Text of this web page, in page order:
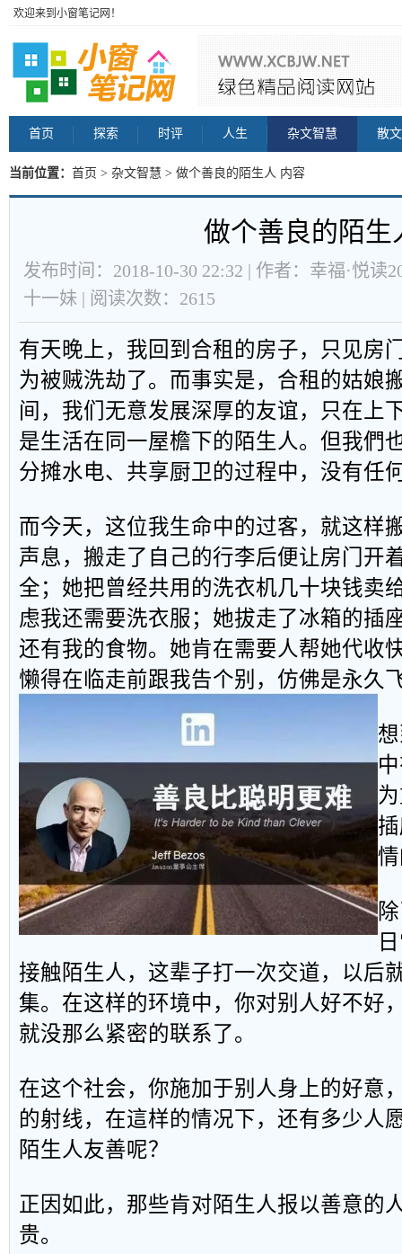
欢迎来到小窗笔记网！
首页 探索 时评 人生 杂文智慧 散
当前位置： 首页 > 杂文智慧 > 做个善良的陌生人 内容
做个善良的陌生
发布时间：2018-10-30 22:32 | 作者：幸福·悦读
十一妹 | 阅读次数：2615
有天晚上，我回到合租的房子，只见房
为被贼洗劫了。而事实是，合租的姑娘
间，我们无意发展深厚的友谊，只在上
是生活在同一屋檐下的陌生人。但我們
分摊水电、共享厨卫的过程中，没有任
而今天，这位我生命中的过客，就这样
声息，搬走了自己的行李后便让房门开
全；她把曾经共用的洗衣机几十块钱卖
虑我还需要洗衣服；她拔走了冰箱的插
还有我的食物。她肯在需要人帮她代收
懒得在临走前跟我告个别，仿佛是永久
接触陌生人，这辈子打一次交道，以后
集。在这样的环境中，你对别人好不好
就没那么紧密的联系了。
在这个社会，你施加于别人身上的好意
的射线，在這样的情况下，还有多少人
陌生人友善呢？
正因如此，那些肯对陌生人报以善意的
贵。